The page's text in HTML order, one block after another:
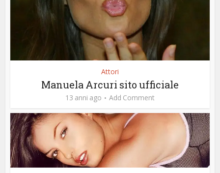
Attori
Manuela Arcuri sito ufficiale
13 anni ago Add Comment